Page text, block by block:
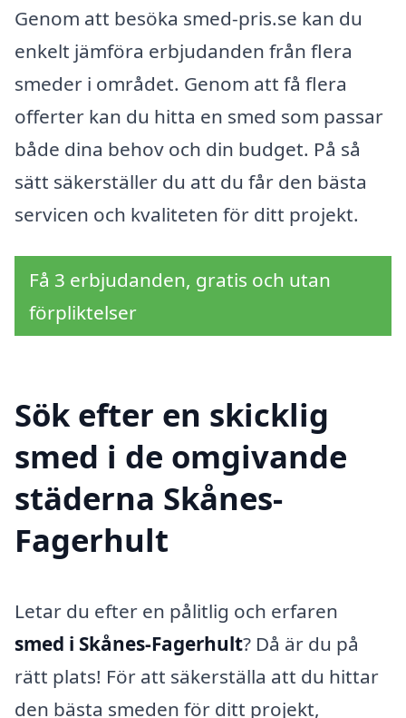
Genom att besöka smed-pris.se kan du
enkelt jämföra erbjudanden från flera
smeder i området. Genom att få flera
offerter kan du hitta en smed som passar
både dina behov och din budget. På så
sätt säkerställer du att du får den bästa
servicen och kvaliteten för ditt projekt.
Få 3 erbjudanden, gratis och utan
förpliktelser
Sök efter en skicklig
smed i de omgivande
städerna Skånes-
Fagerhult
Letar du efter en pålitlig och erfaren
smed i Skånes-Fagerhult? Då är du på
rätt plats! För att säkerställa att du hittar
den bästa smeden för ditt projekt,